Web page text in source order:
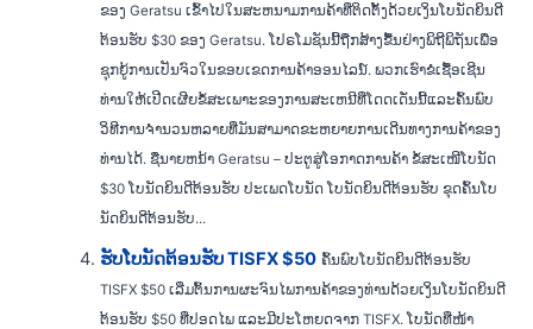
ຂອງ Geratsu ເຂົ້າໄປໃນສະຫນາມການຄ້າທີ່ຕິດຕັ້ງດ້ວຍເງິນໂບນັດຍິນດີ
ຕ້ອນຮັບ $30 ຂອງ Geratsu. ໂປຣໂມຊັນນີ້ຖືກສ້າງຂື້ນຢ່າງພິຖີພິຖັນເພື່ອ
ຊຸກຍູ້ການເປັນຈົວໃນຂອບເຂດການຄ້າອອນໄລນ໌. ພວກເຮົາຂໍເຊື້ອເຊີນ
ທ່ານໃຫ້ເປີດເຜີຍຂໍ້ສະເພາະຂອງການສະເຫນີທີ່ໂດດເດັ່ນນີ້ແລະຄົ້ນພົບ
ວິທີການຈໍານວນຫລາຍທີ່ມັນສາມາດຂະຫຍາຍການເດີນທາງການຄ້າຂອງ
ທ່ານໄດ້. ຊື່ນາຍຫນ້າ Geratsu – ປະຕູສູ່ໂອກາດການຄ້າ ຂໍ້ສະເໜີໂບນັດ
$30 ໂບນັດຍິນດີຕ້ອນຮັບ ປະເພດໂບນັດ ໂບນັດຍິນດີຕ້ອນຮັບ ຂຸດຄົ້ນໂບ
ນັດຍິນດີຕ້ອນຮັບ...
ຮັບໂບນັດຕ້ອນຮັບ TISFX $50 ຄົ້ນພົບໂບນັດຍິນດີຕ້ອນຮັບ
TISFX $50 ເລີ່ມຕົ້ນການຜະຈົນໄພການຄ້າຂອງທ່ານດ້ວຍເງິນໂບນັດຍິນດີ
ຕ້ອນຮັບ $50 ທີ່ປອດໄພ ແລະມີປະໂຫຍດຈາກ TISFX. ໂບນັດທີ່ໜ້າ